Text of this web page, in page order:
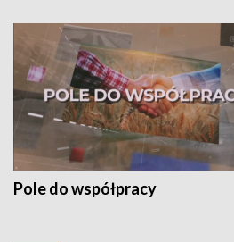
Pole do współpracy